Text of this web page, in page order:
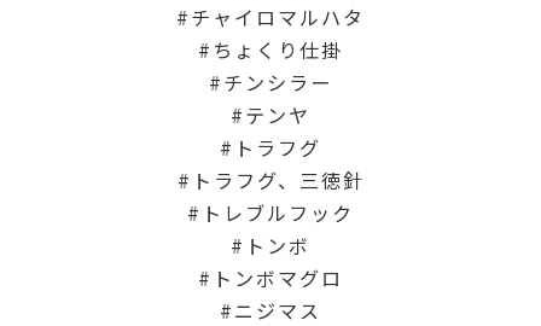
チャイロマルハタ
ちょくり仕掛
チンシラー
テンヤ
トラフグ
トラフグ、三徳針
トレブルフック
トンボ
トンボマグロ
ニジマス